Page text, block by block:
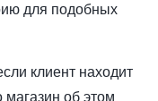
для подобных
клиент находит
магазин об этом